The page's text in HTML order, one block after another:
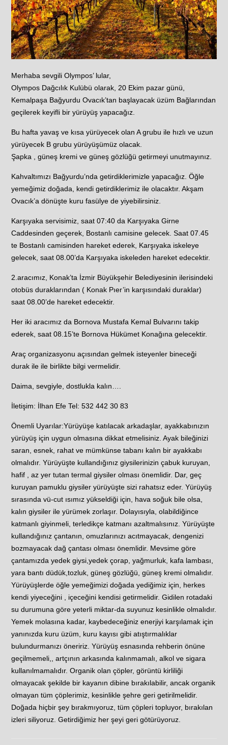
Merhaba sevgili Olympos’ lular,
Olympos Dağcılık Kulübü olarak, 20 Ekim pazar günü,
Kemalpaşa Bağyurdu Ovacık’tan başlayacak üzüm Bağlarından
geçilerek keyifli bir yürüyüş yapacağız.
Bu hafta yavaş ve kısa yürüyecek olan A grubu ile hızlı ve uzun
yürüyecek B grubu yürüyüşümüz olacak.
Şapka , güneş kremi ve güneş gözlüğü getirmeyi unutmayınız.
Kahvaltımızı Bağyurdu’nda getirdiklerimizle yapacağız. Öğle
yemeğimiz doğada, kendi getirdiklerimiz ile olacaktır. Akşam
Ovacık’a dönüşte kuru fasülye de yiyebilirsiniz.
Karşıyaka servisimiz, saat 07:40 da Karşıyaka Girne
Caddesinden geçerek, Bostanlı camisine gelecek. Saat 07.45
te Bostanlı camisinden hareket ederek, Karşıyaka iskeleye
gelecek, saat 08.00’da Karşıyaka iskeleden hareket edecektir.
2.aracımız, Konak’ta İzmir Büyükşehir Belediyesinin ilerisindeki
otobüs duraklarından ( Konak Pıer’in karşısındaki duraklar)
saat 08.00’de hareket edecektir.
Her iki aracımız da Bornova Mustafa Kemal Bulvarını takip
ederek, saat 08.15’te Bornova Hükümet Konağına gelecektir.
Araç organizasyonu açısından gelmek isteyenler bineceği
durak ile ile birlikte bilgi vermelidir.
Daima, sevgiyle, dostlukla kalın….
İletişim: İlhan Efe Tel: 532 442 30 83
Önemli Uyarılar:Yürüyüşe katılacak arkadaşlar, ayakkabınızın
yürüyüş için uygun olmasına dikkat etmelisiniz. Ayak bileğinizi
saran, esnek, rahat ve mümkünse tabanı kalın bir ayakkabı
olmalıdır. Yürüyüşte kullandığınız giysilerinizin çabuk kuruyan,
hafif , az yer tutan termal giysiler olması önemlidir. Dar, geç
kuruyan pamuklu giysiler yürüyüşte sizi rahatsız eder. Yürüyüş
sırasında vü-cut ısımız yükseldiği için, hava soğuk bile olsa,
kalın giysiler ile yürümek zorlaşır. Dolayısıyla, olabildiğince
katmanlı giyinmeli, terledikçe katmanı azaltmalısınız. Yürüyüşte
kullandığınız çantanın, omuzlarınızı acıtmayacak, dengenizi
bozmayacak dağ çantası olması önemlidir. Mevsime göre
çantamızda yedek giysi,yedek çorap, yağmurluk, kafa lambası,
yara bantı düdük,tozluk, güneş gözlüğü, güneş kremi olmalıdır.
Yürüyüşlerde öğle yemeğimizi doğada yediğimiz için, herkes
kendi yiyeceğini , içeceğini kendisi getirmelidir. Gidilen rotadaki
su durumuna göre yeterli miktar-da suyunuz kesinlikle olmalıdır.
Yemek molasına kadar, kaybedeceğiniz enerjiyi karşılamak için
yanınızda kuru üzüm, kuru kayısı gibi atıştırmalıklar
bulundurmanızı öneririz. Yürüyüş esnasında rehberin önüne
geçilmemeli,, artçının arkasında kalınmamalı, alkol ve sigara
kullanılmamalıdır. Organik olan çöpler, görüntü kirliliği
olmayacak şekilde bir kayanın dibine bırakılabilir, ancak organik
olmayan tüm çöplerimiz, kesinlikle şehre geri getirilmelidir.
Doğada hiçbir şey bırakmıyoruz, tüm çöpleri topluyor, bırakılan
izleri siliyoruz. Getirdiğimiz her şeyi geri götürüyoruz.